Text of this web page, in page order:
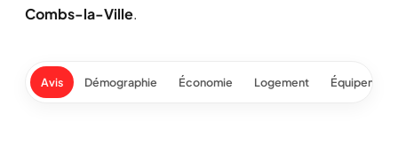
Combs-la-Ville.
Avis Démographie Économie Logement